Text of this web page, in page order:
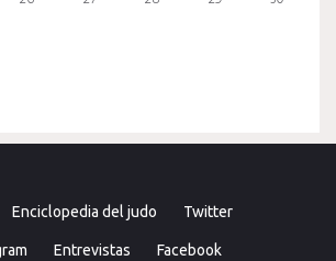
Enciclopedia del judo Twitter
Entrevistas Facebook